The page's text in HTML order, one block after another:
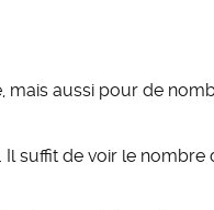
mais aussi pour de
suffit de voir le nombre